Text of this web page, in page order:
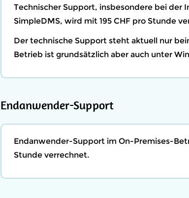
Technischer Support, insbesondere bei der
SimpleDMS, wird mit 195 CHF pro Stunde
Der technische Support steht aktuell nur
Betrieb ist grundsätzlich aber auch unter
Endanwender-Support
Endanwender-Support im On-Premises-
Stunde verrechnet.